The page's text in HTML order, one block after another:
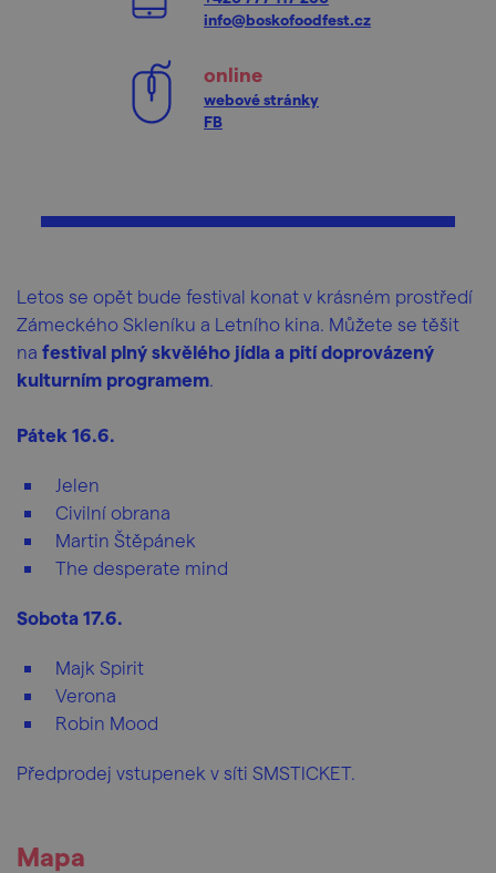
info@boskofoodfest.cz
online
webové stránky
FB
Letos se opět bude festival konat v krásném prostředí
Zámeckého Skleníku a Letního kina. Můžete se těšit
na festival plný skvělého jídla a pití doprovázený
kulturním programem.
Pátek 16.6.
Jelen
Civilní obrana
Martin Štěpánek
The desperate mind
Sobota 17.6.
Majk Spirit
Verona
Robin Mood
Předprodej vstupenek v síti SMSTICKET.
Mapa